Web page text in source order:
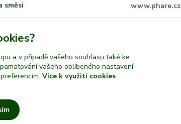
směsi
péče
přírody
www.phare.cz
a v případě vašeho souhlasu také ke
vašeho oblíbeného nastavení
Více k využití cookies